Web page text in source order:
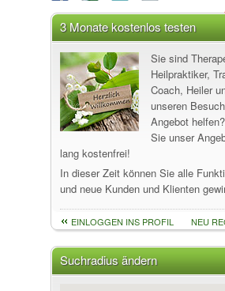
3 Monate kostenlos testen
Sie sind
Heilpraktiker,
Coach, Heiler
unseren
Angebot
Sie unser
lang kostenfrei!
In dieser Zeit können Sie alle
und neue Kunden und Klienten
EINLOGGEN INS PROFIL NEU
Suchradius ändern